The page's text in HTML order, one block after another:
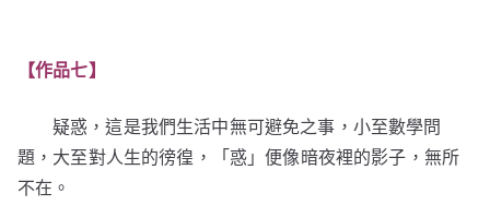
【作品七】
疑惑，這是我們生活中無可避免之事，小至數學問
題，大至對人生的徬徨，「惑」便像暗夜裡的影子，無所
不在。